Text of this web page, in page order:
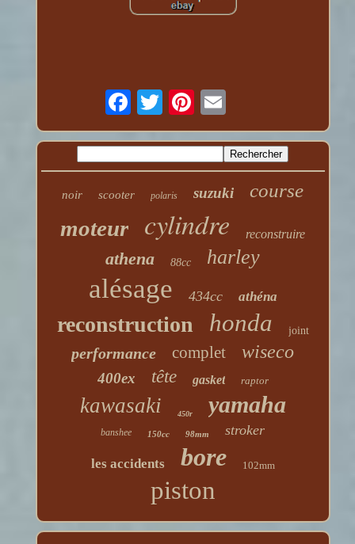
noir scooter polaris suzuki course
moteur cylindre reconstruire
athena 88cc harley
alésage 434cc athéna
reconstruction honda joint
performance complet wiseco
400ex tête gasket raptor
kawasaki 450r yamaha
banshee 150cc 98mm stroker
les accidents bore 102mm
piston